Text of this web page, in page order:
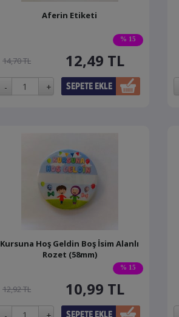
% 15
Aferin Etiketi
14,70 TL 12,49 TL
% 15
Kursuna Hoş Geldin Boş İsim Alanlı
Rozet (58mm)
12,92 TL 10,99 TL